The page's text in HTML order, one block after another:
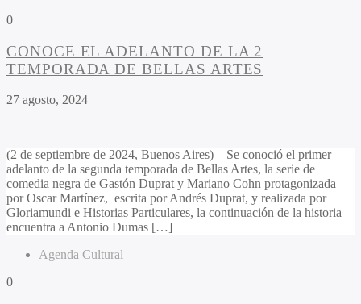
0
CONOCE EL ADELANTO DE LA 2
TEMPORADA DE BELLAS ARTES
27 agosto, 2024
(2 de septiembre de 2024, Buenos Aires) – Se conoció el primer
adelanto de la segunda temporada de Bellas Artes, la serie de
comedia negra de Gastón Duprat y Mariano Cohn protagonizada
por Oscar Martínez, escrita por Andrés Duprat, y realizada por
Gloriamundi e Historias Particulares, la continuación de la historia
encuentra a Antonio Dumas […]
Agenda Cultural
0